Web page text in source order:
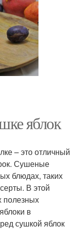
яблок
– это отличный
Сушеные
блюдах, таких
В этой
полезных
в
сушкой яблок